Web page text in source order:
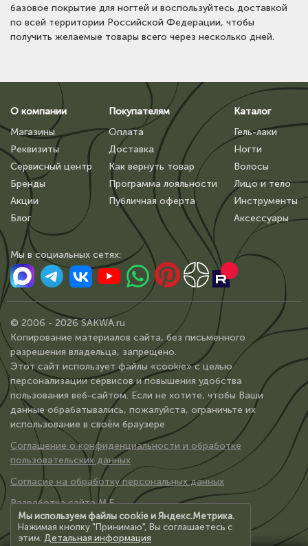
базовое покрытие для ногтей и воспользуйтесь доставкой
по всей территории Российской Федерации, чтобы
получить желаемые товары всего через несколько дней.
О компании
Магазины
Реквизиты
Сервисный центр
Бренды
Акции
Блог
Покупателям
Оплата
Доставка
Как вернуть товар
Программа лояльности
Публичная оферта
Каталог
Гель-лаки
Ногти
Волосы
Лицо и тело
Инструменты
Аксессуары
Мы в сoциальных сетях:
© 2006 - 2026 SAKWA.ru
Копирование материалов сайта, без письменного
разрешения владельца, запрещено.
Этот сайт использует файлы «cookie» с целью
персонализации сервисов и повышения удобства
пользования веб-сайтом. Если не хотите, чтобы Ваши
данные обрабатывались, пожалуйста, ограничьте их
использование в своём браузере
Соглашение о конфиденциальности и обработке
пользовательских данных
Согласие на обработку персональных данных
Разработка сайта М.Б.
Мы используем файлы cookie и Яндекс.Метрика.
Нажимая кнопку "Принимаю", Вы соглашаетесь с
этим. Детальная информация